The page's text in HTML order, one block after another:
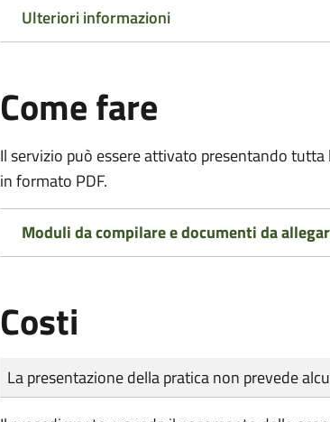
Ulteriori informazioni
Come fare
Il servizio può essere attivato presentando
in formato PDF.
Moduli da compilare e documenti da
Costi
Tipo di pagamento
Importo
La presentazione della pratica non prevede